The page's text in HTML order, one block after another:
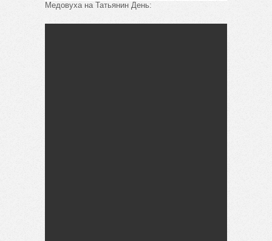
Медовуха на Татьянин День: